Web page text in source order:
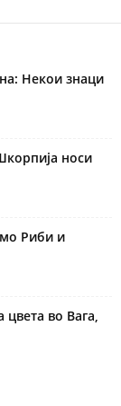
Некои знаци
носи
Риби и
во Вага,